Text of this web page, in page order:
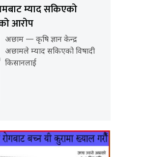
म्याद सकिएको
आरोप
अछाम — कृषि ज्ञान केन्द्र
अछामले म्याद सकिएको विषादी
किसानलाई